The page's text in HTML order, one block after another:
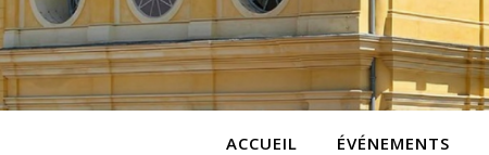
ACCUEIL ÉVÉNEMENTS